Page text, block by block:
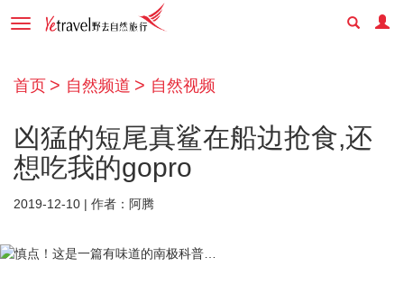
Toggle
首页 自然频道 自然视频
凶猛的短尾真鲨在船边抢食,还
想吃我的gopro
2019-12-10 | 作者：阿腾